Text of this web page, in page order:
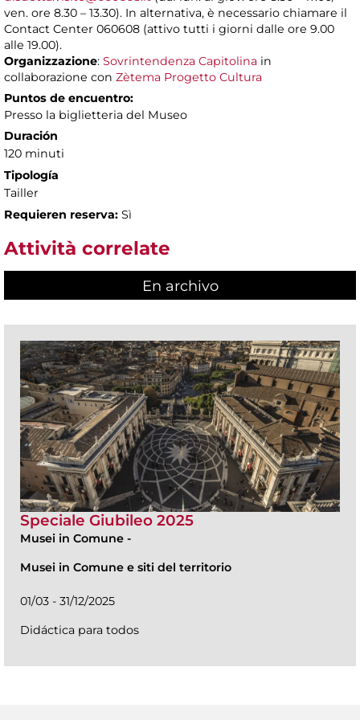
ven. ore 8.30 – 13.30). In alternativa, è necessario chiamare il
Contact Center 060608 (attivo tutti i giorni dalle ore 9.00
alle 19.00).
Organizzazione: Sovrintendenza Capitolina in
collaborazione con Zètema Progetto Cultura
Puntos de encuentro:
Presso la biglietteria del Museo
Duración
120 minuti
Tipología
Tailler
Requieren reserva: Sì
Attività correlate
En archivo
Speciale Giubileo 2025
Musei in Comune -
Musei in Comune e siti del territorio
01/03 - 31/12/2025
Didáctica para todos